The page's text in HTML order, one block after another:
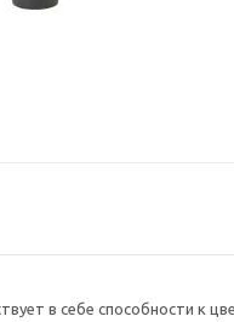
в себе способности к